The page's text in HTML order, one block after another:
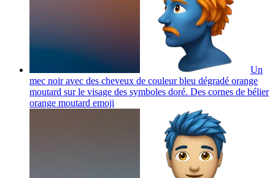
Un
mec noir avec des cheveux de couleur bleu dégradé orange
moutard sur le visage des symboles doré. Des cornes de bélier
orange moutard emoji